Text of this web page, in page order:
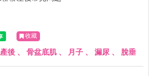
收藏
產後 、 骨盆底肌、 月子 、 漏尿 、 脫垂